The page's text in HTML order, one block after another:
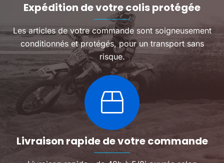
Expédition de votre colis protégée
Les articles de votre commande sont soigneusement
conditionnés et protégés, pour un transport sans
risque.
Livraison rapide de votre commande